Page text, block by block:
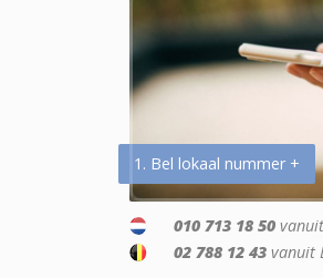
1. Bel lokaal nummer +
010 713 18 50
02 788 12 43 vanuit